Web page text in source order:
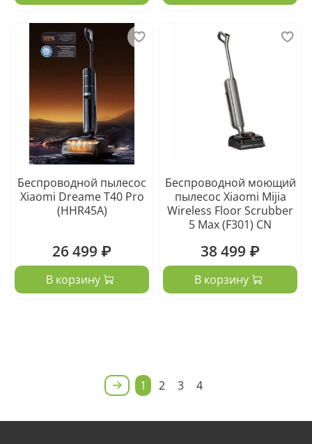
Беспроводной пылесос
Xiaomi Dreame T40 Pro
(HHR45A)
26 499 ₽
В корзину
Беспроводной моющий
пылесос Xiaomi Mijia
Wireless Floor Scrubber
5 Max (F301) CN
38 499 ₽
В корзину
1 2 3 4